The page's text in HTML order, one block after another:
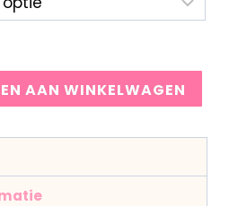
AAN WINKELWAGEN